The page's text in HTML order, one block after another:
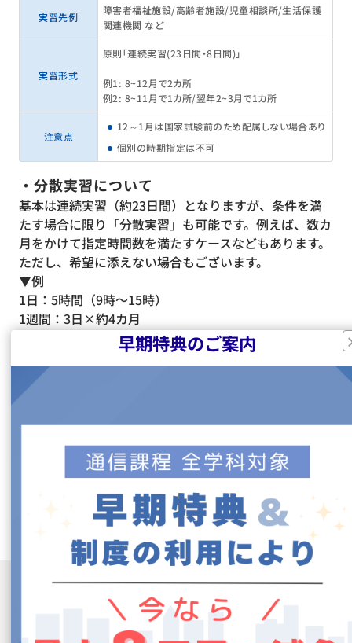
実習先例
障害者福祉施設／高齢者施設／児童相談所／生活保護
関連機関 など
実習形式
原則「連続実習（23日間・8日間）」
例1： 8〜12月で2カ所
例2： 8〜11月で1カ所/翌年2〜3月で1カ所
注意点
12～1月は国家試験前のため配属しない場合あり
個別の時期指定は不可
・分散実習について
基本は連続実習（約23日間）となりますが、条件を満
たす場合に限り「分散実習」も可能です。例えば、数カ
月をかけて指定時間数を満たすケースなどもあります。
ただし、希望に添えない場合もございます。
▼例
1日：5時間（9時〜15時）
1週間：3日×約4カ月
※精神保健福祉士「ソーシャルワーク実習」、介護福祉
士「介護実習」を履修した方は60時間免除となります。
※入学までに厚生労働省で定める施設・相談援助業務の
実務経験が1年以上ある方は実習免除となります。
3.事後指導
実習を終えた後は、経験を整理し、学びを次のステップ
につなげる「事後指導」を行います。現場で得た気づき
や学びを共有しながら、理解を深める機会となります。
※事後指導の日程は2学期にお知らせします。
社会福祉士の国家試験対策
早期特典のご案内